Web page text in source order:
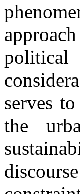
serves
the